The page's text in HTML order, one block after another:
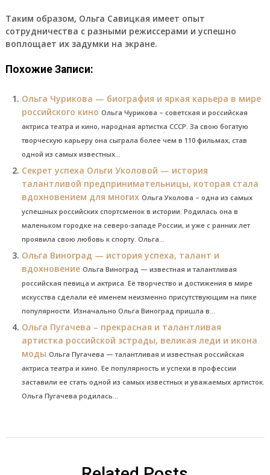
Таким образом, Ольга Савицкая имеет опыт
сотрудничества с разными режиссерами и успешно
воплощает их задумки на экране.
Похожие Записи:
Ольга Чурикова — биография и яркая карьера в мире
российского кино Ольга Чурикова – советская и российская
актриса театра и кино, народная артистка СССР. За свою богатую
творческую карьеру она сыграла более чем в 110 фильмах, став
одной из самых известных...
Секрет успеха Ольги Уколовой — история
талантливой предпринимательницы, которая стала
вдохновением для многих Ольга Уколова – одна из самых
успешных российских спортсменок в истории. Родилась она в
маленьком городке на северо-западе России, и уже с ранних лет
проявила свою любовь к спорту. Ольга...
Ольга Виноград — история успеха, талант и
вдохновение Ольга Виноград — известная и талантливая
российская певица и актриса. Её творчество и достижения в мире
искусства сделали её именем неизменно присутствующим на пике
популярности. Изначально Ольга Виноград пришла в...
Ольга Пугачева – прекрасная и талантливая
артистка российской эстрады, великая леди и икона
моды Ольга Пугачева — талантливая и известная российская
актриса театра и кино. Ее популярность и успехи в профессии
заставили ее стать одной из самых известных и уважаемых артисток.
Ольга Пугачева родилась...